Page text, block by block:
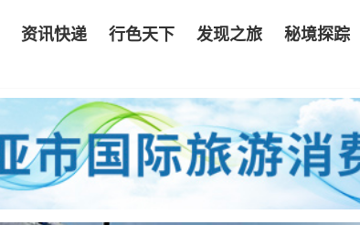
资讯快递 行色天下 发现之旅 秘境探踪